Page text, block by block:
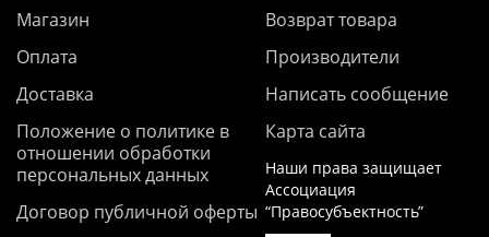
Магазин
Оплата
Доставка
Положение о политике в
отношении обработки
персональных данных
Договор публичной оферты
Возврат товара
Производители
Написать сообщение
Карта сайта
Наши права защищает
Ассоциация
“Правосубъектность”